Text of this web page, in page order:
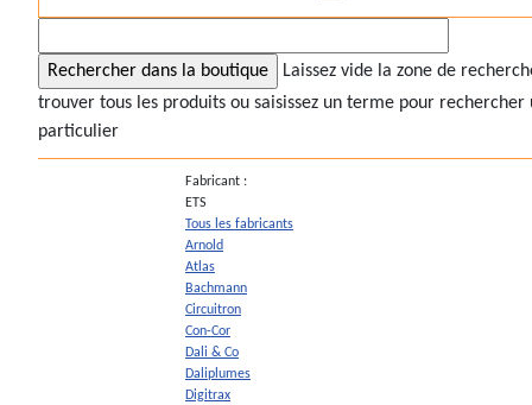
Laissez vide la zone de
trouver tous les produits ou saisissez un terme pour rechercher
particulier
Fabricant :
ETS
Tous les fabricants
Arnold
Atlas
Bachmann
Circuitron
Con-Cor
Dali & Co
Daliplumes
Digitrax